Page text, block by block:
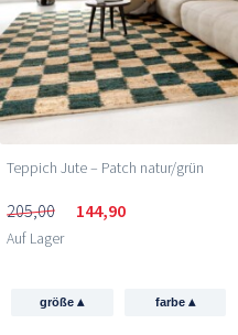
Teppich Jute – Patch natur/grün
205,00 144,90
Auf Lager
größe▴ farbe ▴